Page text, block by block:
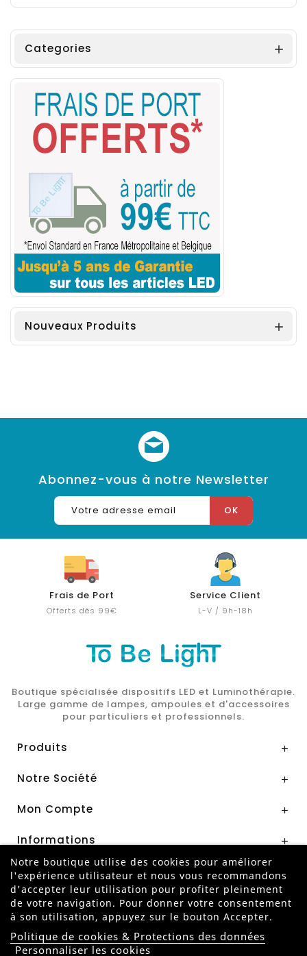
Categories 
Nouveaux Produits 
Abonnez-vous à notre Newsletter
Frais de Port
Offerts dès 99€
Service Client
L-V / 9h-18h
Boutique spécialisée dispositifs LED et Luminothérapie.
Large gamme de lampes, ampoules et d'accessoires
pour particuliers et professionnels.
Produits 
Notre Société 
Mon Compte 
Informations 
Paiement Sécurisé par
Notre boutique utilise des cookies pour améliorer
l'expérience utilisateur et nous vous recommandons
d'accepter leur utilisation pour profiter pleinement
de votre navigation. Pour donner votre consentement
à son utilisation, appuyez sur le bouton Accepter.
Politique de cookies & Protections des données
Personnaliser les cookiesANNULER MA COMMANDE